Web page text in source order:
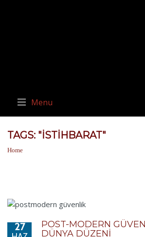
Menu
TAGS: "İSTIHBARAT"
Home
27
POST-MODERN
DÜNYA DÜZENİ